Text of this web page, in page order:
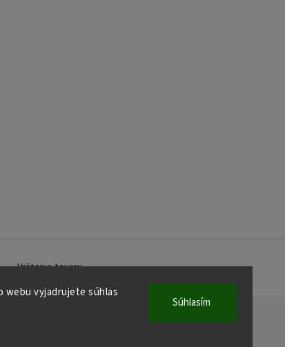
webu vyjadrujete súhlas
Súhlasím
Vrátenie tovaru